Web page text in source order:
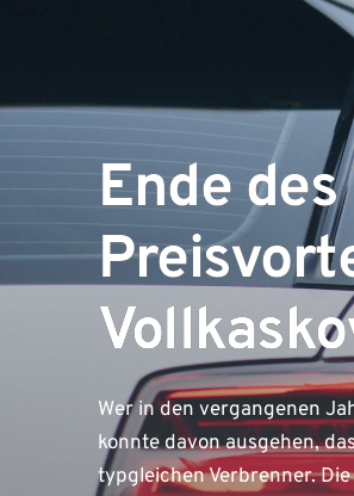
Ende
Wer in den vergangenen
konnte davon ausgehen,
typgleichen Verbrenner.